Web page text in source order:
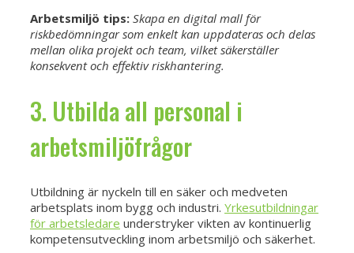
Arbetsmiljö tips: Skapa en digital mall för
riskbedömningar som enkelt kan uppdateras och delas
mellan olika projekt och team, vilket säkerställer
konsekvent och effektiv riskhantering.
3. Utbilda all personal i
arbetsmiljöfrågor
Utbildning är nyckeln till en säker och medveten
arbetsplats inom bygg och industri. Yrkesutbildningar
för arbetsledare understryker vikten av kontinuerlig
kompetensutveckling inom arbetsmiljö och säkerhet.